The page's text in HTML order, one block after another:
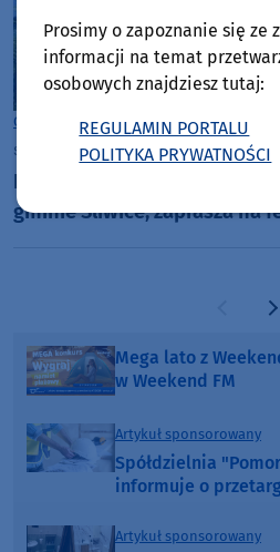
Gmina Śliwice
sobota, 28 czerwca 2025, 08:53
Konkurs wędkarski i potem
gminie Śliwice, zaprasza na
Mega lato z
w Weekend FM
Artykuł sponsorowany
Spółdzielnia
informuje o
Artykuł sponsorowany
Prosimy o zapoznanie się ze
informacji na temat
osobowych znajdziesz tutaj:
REGULAMIN PORTALU
POLITYKA PRYWATNOŚCI